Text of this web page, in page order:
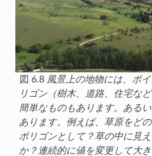
図 6.8 風景上の地物には、ポ
リゴン（樹木、道路、住宅な
簡単なものもあります。ある
あります。例えば、草原をど
ポリゴンとして？草の中に見
か？連続的に値を変更して大